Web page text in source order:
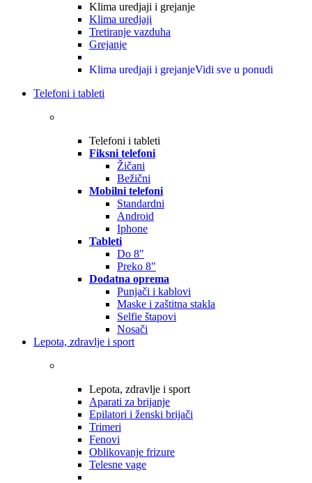
Klima uredjaji i grejanje
Klima uredjaji
Tretiranje vazduha
Grejanje
Klima uredjaji i grejanjeVidi sve u ponudi
Telefoni i tableti
Telefoni i tableti
Fiksni telefoni
Žičani
Bežični
Mobilni telefoni
Standardni
Android
Iphone
Tableti
Do 8"
Preko 8"
Dodatna oprema
Punjači i kablovi
Maske i zaštitna stakla
Selfie štapovi
Nosači
Lepota, zdravlje i sport
Lepota, zdravlje i sport
Aparati za brijanje
Epilatori i ženski brijači
Trimeri
Fenovi
Oblikovanje frizure
Telesne vage